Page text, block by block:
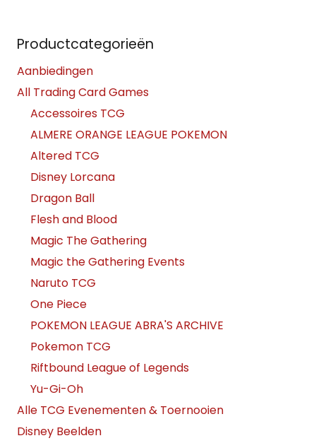
Productcategorieën
Aanbiedingen
All Trading Card Games
Accessoires TCG
ALMERE ORANGE LEAGUE POKEMON
Altered TCG
Disney Lorcana
Dragon Ball
Flesh and Blood
Magic The Gathering
Magic the Gathering Events
Naruto TCG
One Piece
POKEMON LEAGUE ABRA'S ARCHIVE
Pokemon TCG
Riftbound League of Legends
Yu-Gi-Oh
Alle TCG Evenementen & Toernooien
Disney Beelden